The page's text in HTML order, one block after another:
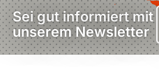
Sei gut informiert mit
unserem Newsletter